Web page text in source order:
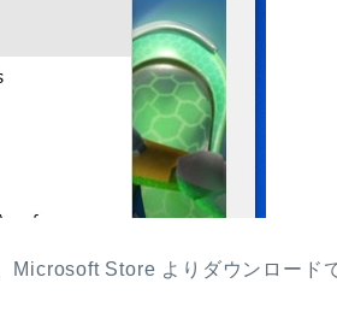
Microsoft Store よりダウンロード